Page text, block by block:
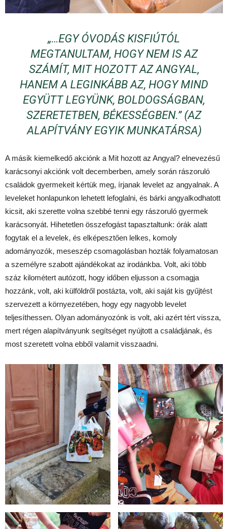
„…EGY ÓVODÁS KISFIÚTÓL
MEGTANULTAM, HOGY NEM IS AZ
SZÁMÍT, MIT HOZOTT AZ ANGYAL,
HANEM A LEGINKÁBB AZ, HOGY MIND
EGYÜTT LEGYÜNK, BOLDOGSÁGBAN,
SZERETETBEN, BÉKESSÉGBEN.” (AZ
ALAPÍTVÁNY EGYIK MUNKATÁRSA)
A másik kiemelkedő akciónk a Mit hozott az Angyal? elnevezésű
karácsonyi akciónk volt decemberben, amely során rászoruló
családok gyermekeit kértük meg, írjanak levelet az angyalnak. A
leveleket honlapunkon lehetett lefoglalni, és bárki angyalkodhatott
kicsit, aki szerette volna szebbé tenni egy rászoruló gyermek
karácsonyát. Hihetetlen összefogást tapasztaltunk: órák alatt
fogytak el a levelek, és elképesztően lelkes, komoly
adományozók, meseszép csomagolásban hozták folyamatosan
a személyre szabott ajándékokat az irodánkba. Volt, aki több
száz kilométert autózott, hogy időben eljusson a csomagja
hozzánk, volt, aki külföldről postázta, volt, aki saját kis gyűjtést
szervezett a környezetében, hogy egy nagyobb levelet
teljesíthessen. Olyan adományozónk is volt, aki azért tért vissza,
mert régen alapítványunk segítséget nyújtott a családjának, és
most szeretett volna ebből valamit visszaadni.